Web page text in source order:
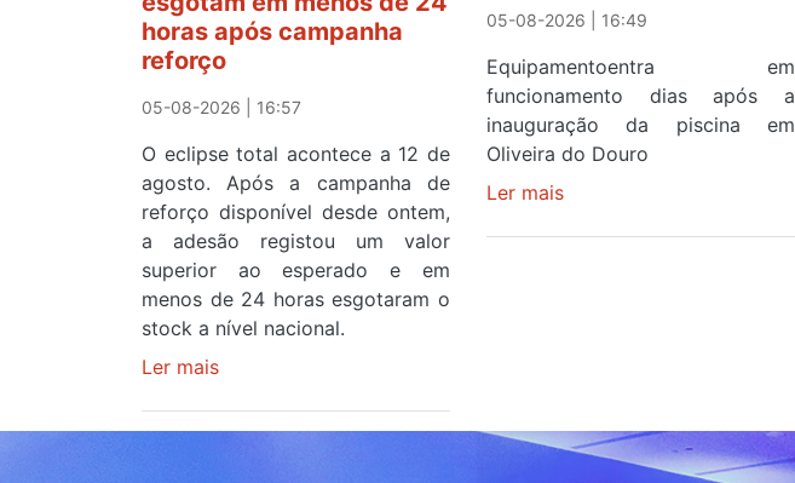
horas após campanha
reforço
05-08-2026 | 16:57
O eclipse total acontece a 12 de
agosto. Após a campanha de
reforço disponível desde ontem,
a adesão registou um valor
superior ao esperado e em
menos de 24 horas esgotaram o
stock a nível nacional.
Ler mais
gratuitos
05-08-2026 | 16:49
Equipamentoentra em
funcionamento dias após a
inauguração da piscina em
Oliveira do Douro
Ler maissobre
sábado